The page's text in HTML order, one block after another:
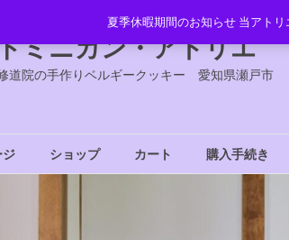
夏季休暇期間のお知らせ 当アト
ミニカン・アトリエ
道院の手作りベルギークッキー 愛知県瀬戸市
ジ ショップ カート 購入手続き